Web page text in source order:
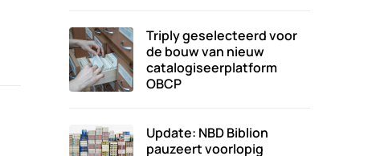
Triply geselecteerd voor
de bouw van nieuw
catalogiseerplatform
OBCP
Update: NBD Biblion
pauzeert voorlopig